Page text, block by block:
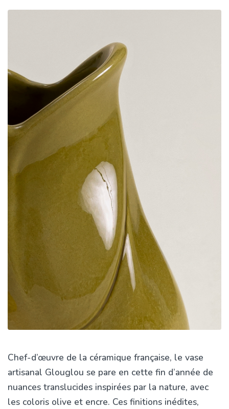
Chef-d’œuvre de la céramique française, le vase
artisanal Glouglou se pare en cette fin d’année de
nuances translucides inspirées par la nature, avec
les coloris olive et encre. Ces finitions inédites,